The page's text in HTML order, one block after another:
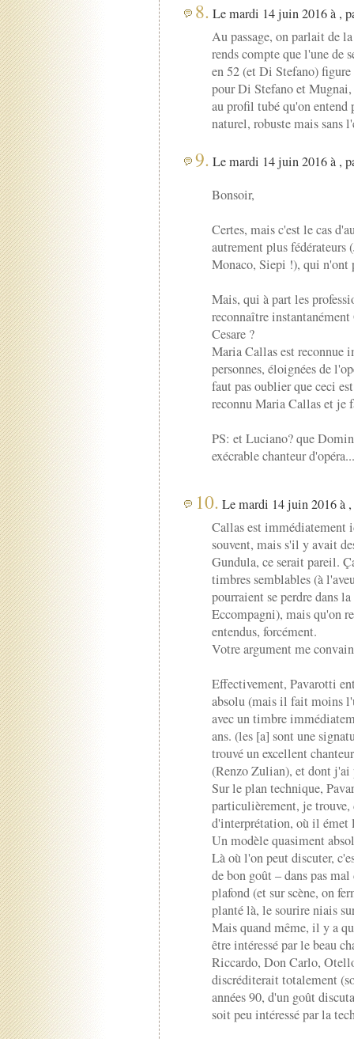
8. Le mardi 14 juin 2016 à ,
Au passage, on parlait de
rends compte que l'une de
en 52 (et Di Stefano)
pour Di Stefano et
au profil tubé qu'on
naturel, robuste mais sans
9. Le mardi 14 juin 2016 à ,
Bonsoir,
Certes, mais c'est le cas
autrement plus
Monaco, Siepi !), qui n'ont
Mais, qui à part les
reconnaître
Cesare ?
Maria Callas est reconnue
personnes, éloignées de
faut pas oublier que ceci
reconnu Maria Callas et je
PS: et Luciano? que
exécrable chanteur
10. Le mardi 14 juin 2016 à
Callas est immédiatement
souvent, mais s'il y avait
Gundula, ce serait pareil.
timbres semblables (à
pourraient se perdre dans
Eccompagni), mais qu'on
entendus, forcément.
Votre argument me
Effectivement, Pavarotti
absolu (mais il fait moins
avec un timbre
ans. (les [a] sont une
trouvé un excellent
(Renzo Zulian), et dont j'ai
Sur le plan technique,
particulièrement, je trouve,
d'interprétation, où il émet
Un modèle quasiment
Là où l'on peut discuter,
de bon goût – dans pas
plafond (et sur scène, on
planté là, le sourire niais
Mais quand même, il y a
être intéressé par le beau
Riccardo, Don Carlo,
discréditerait totalement
années 90, d'un goût
soit peu intéressé par la